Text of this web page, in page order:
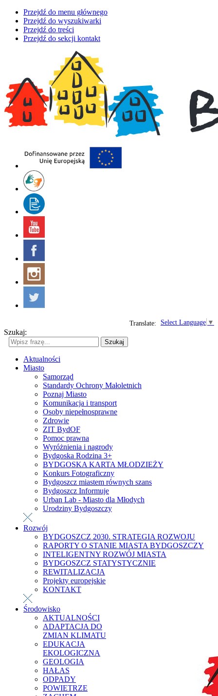
Przejdź do menu głównego
Przejdź do wyszukiwarki
Przejdź do treści
Przejdź do sekcji kontakt
Select Language ▼
Translate:
Szukaj:
Szukaj
Aktualności
Miasto
Samorząd
Standardy Ochrony Małoletnich
Poznaj Miasto
Komunikacja i transport
Osoby niepełnosprawne
Zdrowie
ZIT BydOF
Pomoc prawna
Wyróżnienia i nagrody
Bydgoska Rodzina 3+
BYDGOSKA KARTA MŁODZIEŻY
Konkurs Fotograficzny
Bydgoszcz miastem równych szans
Bydgoszcz Informuje
Urban Lab - Miasto dla Młodych
Urodziny Bydgoszczy
Rozwój
BYDGOSZCZ 2030. STRATEGIA ROZWOJU
RAPORTY O STANIE MIASTA BYDGOSZCZY
INTELIGENTNY ROZWÓJ MIASTA
BYDGOSZCZ STATYSTYCZNIE
REWITALIZACJA
Projekty europejskie
KONTAKT
Środowisko
AKTUALNOŚCI
ADAPTACJA DO
ZMIAN KLIMATU
EDUKACJA
EKOLOGICZNA
GEOLOGIA
HAŁAS
ODPADY
POWIETRZE